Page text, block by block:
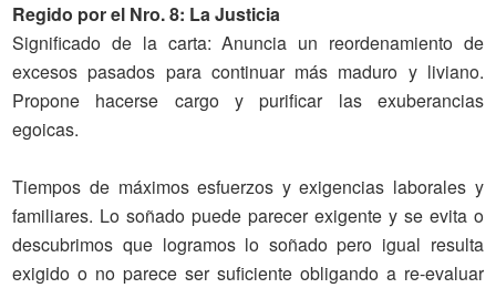
Regido por el Nro. 8: La Justicia
Significado de la carta: Anuncia un reordenamiento de
excesos pasados para continuar más maduro y liviano.
Propone hacerse cargo y purificar las exuberancias
egoicas.
Tiempos de máximos esfuerzos y exigencias laborales y
familiares. Lo soñado puede parecer exigente y se evita o
descubrimos que logramos lo soñado pero igual resulta
exigido o no parece ser suficiente obligando a re-evaluar